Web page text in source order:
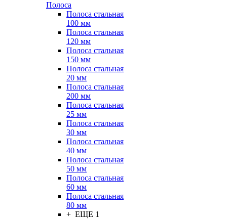
Полоса
Полоса стальная
100 мм
Полоса стальная
120 мм
Полоса стальная
150 мм
Полоса стальная
20 мм
Полоса стальная
200 мм
Полоса стальная
25 мм
Полоса стальная
30 мм
Полоса стальная
40 мм
Полоса стальная
50 мм
Полоса стальная
60 мм
Полоса стальная
80 мм
+ ЕЩЕ 1